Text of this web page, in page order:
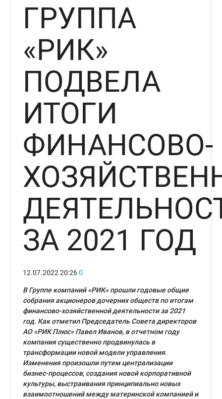
ГРУППА
«РИК»
ПОДВЕЛА
ИТОГИ
ФИНАНСОВО-
ЗА 2021 ГОД
12.07.2022 20:26 0
В Группе компаний «РИК» прошли годовые общие
собрания акционеров дочерних обществ по итогам
финансово-хозяйственной деятельности за 2021
год. Как отметил Председатель Совета директоров
АО «РИК Плюс» Павел Иванов, в отчетном году
компания существенно продвинулась в
трансформации новой модели управления.
Изменения произошли путем централизации
бизнес-процессов, создания новой корпоративной
культуры, выстраивания принципиально новых
взаимоотношений между материнской компанией и